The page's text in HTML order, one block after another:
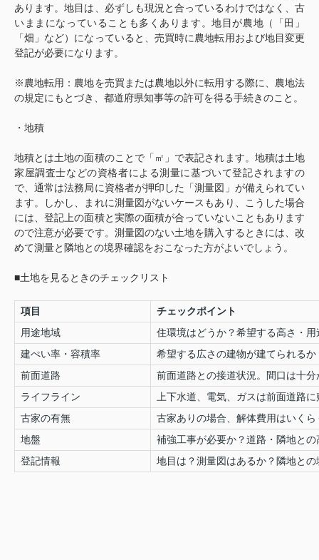
あります。地目は、必ずしも現況と合っているわけではなく、古
いままになっていることも多くあります。地目が農地（「田」
「畑」など）になっていると、売買時に農地転用および地目変更
登記が必要になります。
※農地転用：農地を売買または農地以外に転用する際に、農地法
の規定にもとづき、都道府県知事等の許可を得る手続きのこと。
・地積
地積とは土地の面積のことで「㎡」で表記されます。地積は土地
家屋調査士などの資格者による測量に基づいて登記されますの
で、通常は法務局に資格者が押印した「測量図」が備えられてい
ます。しかし、まれに測量図がないケースもあり、こうした場合
には、登記上の面積と実際の面積が合っていないこともあります
ので注意が必要です。測量図のない土地を購入するときには、改
めて測量と隣地との境界確認をおこなった方がよいでしょう。
■土地を見るときのチェックリスト
項目
チェックポイント
用途地域
住環境はどうか？希望する高さ・
建ぺい率・容積率
希望する広さの建物が建てられるか
前面道路
前面道路との接道状況。間口は十
ライフライン
上下水道、電気、ガスは前面道路
古家の有無
古家ありの場合、解体費用はいく
地盤
補強工事が必要か？道路・隣地と
登記情報
地目は？測量図はあるか？隣地と